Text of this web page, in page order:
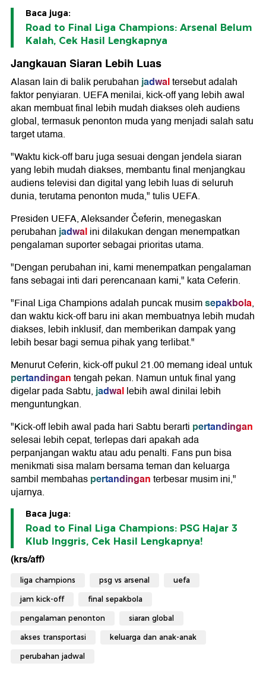
Baca juga:
Road to Final Liga Champions: Arsenal Belum
Kalah, Cek Hasil Lengkapnya
Jangkauan Siaran Lebih Luas
Alasan lain di balik perubahanjadwaltersebut adalah
faktor penyiaran. UEFA menilai, kick-off yang lebih awal
akan membuat final lebih mudah diakses oleh audiens
global, termasuk penonton muda yang menjadi salah satu
target utama.
"Waktu kick-off baru juga sesuai dengan jendela siaran
yang lebih mudah diakses, membantu final menjangkau
audiens televisi dan digital yang lebih luas di seluruh
dunia, terutama penonton muda," tulis UEFA.
Presiden UEFA,Aleksander Čeferin, menegaskan
perubahanjadwalini dilakukan dengan menempatkan
pengalaman suporter sebagai prioritas utama.
"Dengan perubahan ini, kami menempatkan pengalaman
fans sebagai inti dari perencanaan kami," kata Ceferin.
"Final Liga Champions adalah puncak musimsepakbola,
dan waktu kick-off baru ini akan membuatnya lebih mudah
diakses, lebih inklusif, dan memberikan dampak yang
lebih besar bagi semua pihak yang terlibat."
Menurut Ceferin, kick-off pukul 21.00 memang ideal untuk
pertandingantengah pekan. Namun untuk final yang
digelar pada Sabtu,jadwallebih awal dinilai lebih
menguntungkan.
"Kick-off lebih awal pada hari Sabtu berarti pertandingan
selesai lebih cepat, terlepas dari apakah ada
perpanjangan waktu atau adu penalti. Fans pun bisa
menikmati sisa malam bersama teman dan keluarga
sambil membahaspertandinganterbesar musim ini,"
ujarnya.
Baca juga:
Road to Final Liga Champions: PSG Hajar 3
Klub Inggris, Cek Hasil Lengkapnya!
(krs/aff)
liga champions psg vs arsenal uefa
jam kick-off final sepakbola
pengalaman penonton siaran global
akses transportasi keluarga dan anak-anak
perubahan jadwal